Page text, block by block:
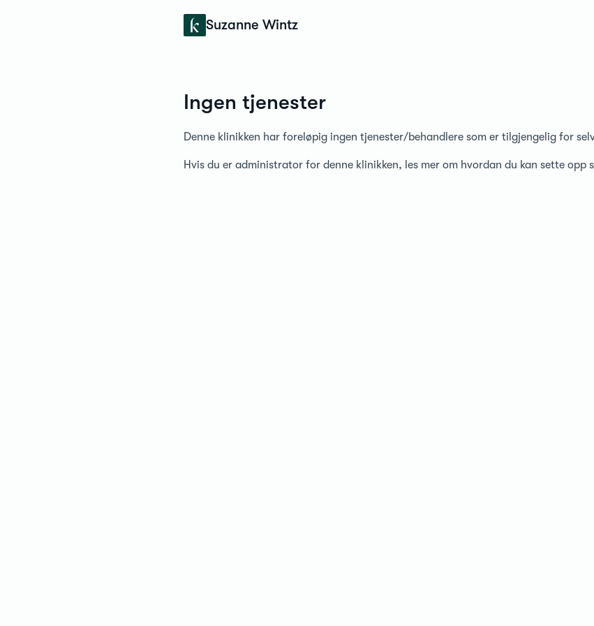
Suzanne Wintz
Ingen tjenester
Denne klinikken har foreløpig ingen tjenester/behandlere som er tilgjengelig for
Hvis du er administrator for denne klinikken, les mer om hvordan du kan sette opp